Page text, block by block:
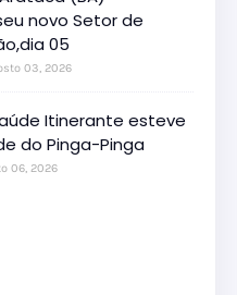
novo Setor de
05
03, 2026
Itinerante esteve
do Pinga-Pinga
06, 2026